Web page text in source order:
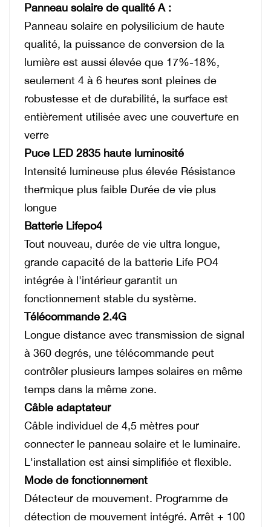
Panneau solaire de qualité A :
Panneau solaire en polysilicium de haute
qualité, la puissance de conversion de la
lumière est aussi élevée que 17%-18%,
seulement 4 à 6 heures sont pleines de
robustesse et de durabilité, la surface est
entièrement utilisée avec une couverture en
verre
Puce LED 2835 haute luminosité
Intensité lumineuse plus élevée Résistance
thermique plus faible Durée de vie plus
longue
Batterie Lifepo4
Tout nouveau, durée de vie ultra longue,
grande capacité de la batterie Life PO4
intégrée à l'intérieur garantit un
fonctionnement stable du système.
Télécommande 2.4G
Longue distance avec transmission de signal
à 360 degrés, une télécommande peut
contrôler plusieurs lampes solaires en même
temps dans la même zone.
Câble adaptateur
Câble individuel de 4,5 mètres pour
connecter le panneau solaire et le luminaire.
L'installation est ainsi simplifiée et flexible.
Mode de fonctionnement
Détecteur de mouvement. Programme de
détection de mouvement intégré. Arrêt + 100